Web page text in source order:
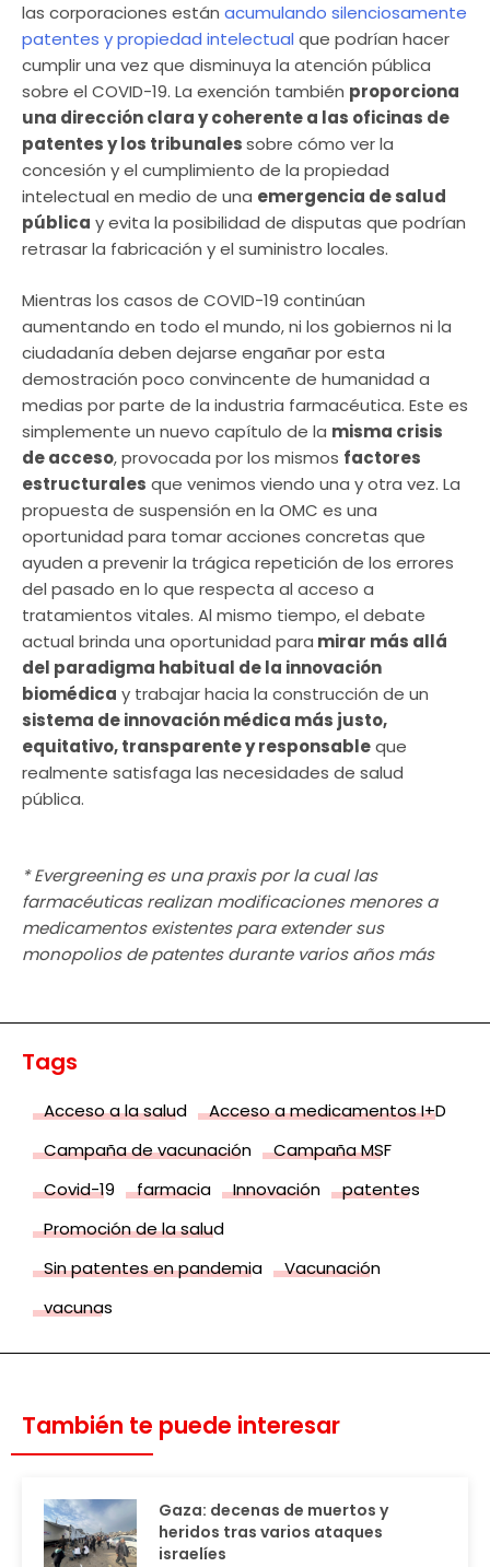
las corporaciones están acumulando silenciosamente
patentes y propiedad intelectual que podrían hacer
cumplir una vez que disminuya la atención pública
sobre el COVID-19. La exención también proporciona
una dirección clara y coherente a las oficinas de
patentes y los tribunalessobre cómo ver la
concesión y el cumplimiento de la propiedad
intelectual en medio de una emergencia de salud
pública y evita la posibilidad de disputas que podrían
retrasar la fabricación y el suministro locales.
Mientras los casos de COVID-19 continúan
aumentando en todo el mundo, ni los gobiernos ni la
ciudadanía deben dejarse engañar por esta
demostración poco convincente de humanidad a
medias por parte de la industria farmacéutica. Este es
simplemente un nuevo capítulo de la misma crisis
de acceso, provocada por los mismos factores
estructurales que venimos viendo una y otra vez. La
propuesta de suspensión en la OMC es una
oportunidad para tomar acciones concretas que
ayuden a prevenir la trágica repetición de los errores
del pasado en lo que respecta al acceso a
tratamientos vitales. Al mismo tiempo, el debate
actual brinda una oportunidad para mirar más allá
del paradigma habitual de la innovación
biomédica y trabajar hacia la construcción de un
sistema de innovación médica más justo,
equitativo, transparente y responsableque
realmente satisfaga las necesidades de salud
pública.
* Evergreening es una praxis por la cual las
farmacéuticas realizan modificaciones menores a
medicamentos existentes para extender sus
monopolios de patentes durante varios años más
Tags
Acceso a la salud
Acceso a medicamentos I+D
Campaña de vacunación
Campaña MSF
Covid-19
farmacia Innovación
patentes
Promoción de la salud
Sin patentes en pandemia
Vacunación
vacunas
También te puede interesar
Gaza: decenas de muertos y
heridos tras varios ataques
israelíes